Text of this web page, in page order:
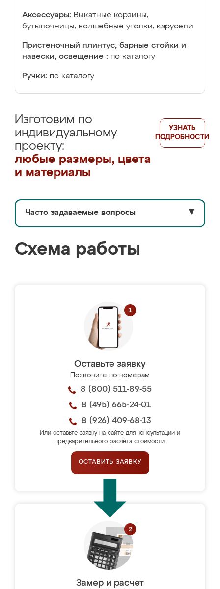
Аксессуары: Выкатные корзины,
бутылочницы, волшебные уголки, карусели
Пристеночный плинтус, барные стойки и
навески, освещение : по каталогу
Ручки: по каталогу
Изготовим по
индивидуальному
проекту:
любые размеры, цвета
и материалы
УЗНАТЬ
ПОДРОБНОСТИ
Часто задаваемые вопросы ▼
Схема работы
Оставьте заявку
Позвоните по номерам
8 (800) 511-89-55
8 (495) 665-24-01
8 (926) 409-68-13
Или оставьте заявку на сайте для консультации и
предварительного расчёта стоимости.
ОСТАВИТЬ ЗАЯВКУ
Замер и расчет